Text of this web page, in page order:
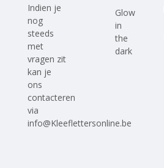
Indien je
nog
steeds
met
vragen zit
kan je
ons
contacteren
via
info@Kleeflettersonline.be
Glow
in
the
dark